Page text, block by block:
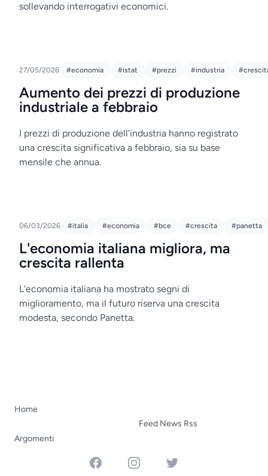
sollevando interrogativi economici.
27/05/2026 #economia #istat #prezzi #industria
Aumento dei prezzi di produzione
industriale a febbraio
I prezzi di produzione dell'industria hanno registrato
una crescita significativa a febbraio, sia su base
mensile che annua.
06/03/2026 #italia #economia #bce #crescita #panetta
L'economia italiana migliora, ma
crescita rallenta
L'economia italiana ha mostrato segni di
miglioramento, ma il futuro riserva una crescita
modesta, secondo Panetta.
Home
Argomenti
Feed News Rss
FacebookInstagramTwitter